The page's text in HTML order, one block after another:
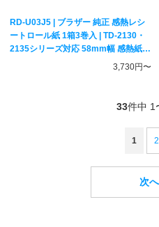
RD-U03J5 | ブラザー 純正 感熱レシ
ートロール紙 1箱3巻入 | TD-2130・
2135シリーズ対応 58mm幅 感熱紙
3,730円〜
33件中 1
1 2